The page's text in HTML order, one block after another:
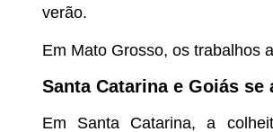
verão.
Em Mato Grosso, os trabalhos
Santa Catarina e Goiás
Em Santa Catarina, a